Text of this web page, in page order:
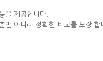
을 제공합니다.
만 아니라 정확한 비교를 보장 합